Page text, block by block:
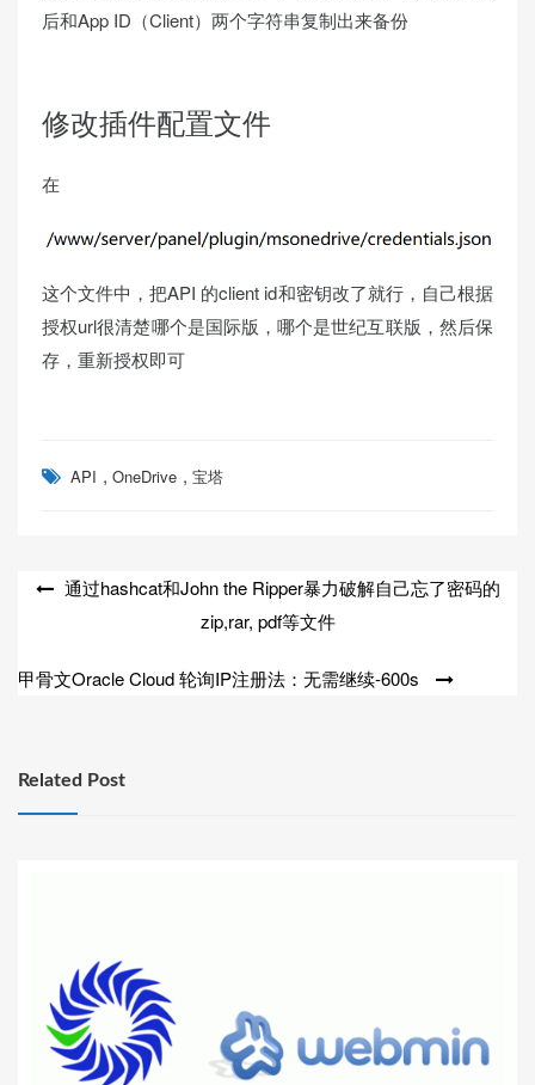
后和App ID（Client）两个字符串复制出来备份
修改插件配置文件
在
这个文件中，把API 的client id和密钥改了就行，自己根据
授权url很清楚哪个是国际版，哪个是世纪互联版，然后保
存，重新授权即可
API , OneDrive , 宝塔
文
通过hashcat和John the Ripper暴力破解自己忘了密码的
zip,rar, pdf等文件
甲骨文Oracle Cloud 轮询IP注册法：无需继续-600s
Related Post